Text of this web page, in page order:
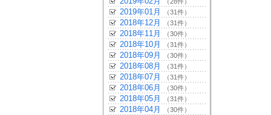
2019年01月 （31件）
2018年12月 （31件）
2018年11月 （30件）
2018年10月 （31件）
2018年09月 （30件）
2018年08月 （31件）
2018年07月 （31件）
2018年06月 （30件）
2018年05月 （31件）
2018年04月 （30件）